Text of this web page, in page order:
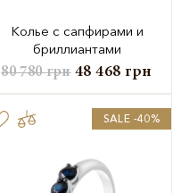
Колье с сапфирами и
бриллиантами
80 780грн 48 468 грн
SALE -40%